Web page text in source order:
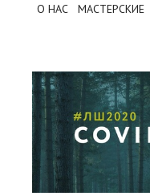
О НАС МАСТЕРСКИЕ